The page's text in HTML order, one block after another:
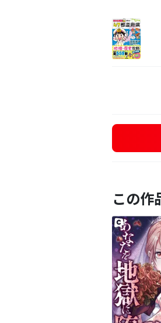
この作